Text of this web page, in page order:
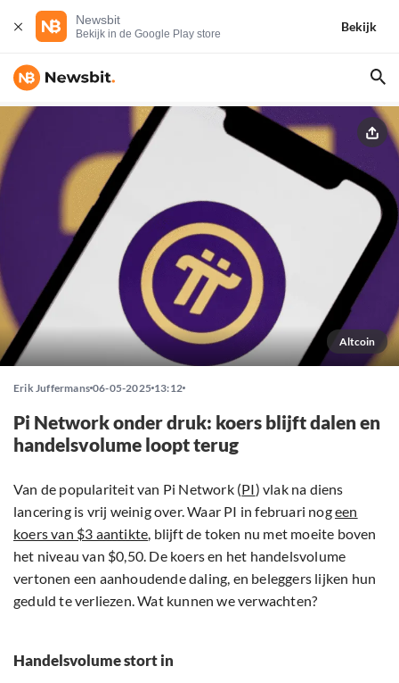
Newsbit
Bekijk in de Google Play store
Bekijk
Altcoin
Erik Juffermans 06-05-2025 13:12
Pi Network onder druk: koers blijft dalen en
handelsvolume loopt terug
Van de populariteit van Pi Network (PI) vlak na diens
lancering is vrij weinig over. Waar PI in februari nogeen
koers van $3 aantikte, blijft de token nu met moeite boven
het niveau van $0,50. De koers en het handelsvolume
vertonen een aanhoudende daling, en beleggers lijken hun
geduld te verliezen. Wat kunnen we verwachten?
Handelsvolume stort in